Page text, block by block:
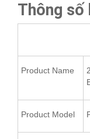
Thông số
Product Name
Product Model